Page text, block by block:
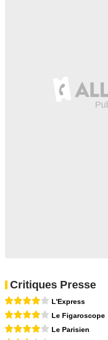
Critiques Presse
L'Express
Le Figaroscope
Le Parisien